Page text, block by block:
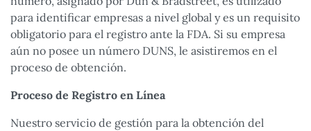
para identificar empresas a nivel global y es un requisito
obligatorio para el registro ante la FDA. Si su empresa
aún no posee un número DUNS, le asistiremos en el
proceso de obtención.
Proceso de Registro en Línea
Nuestro servicio de gestión para la obtención del